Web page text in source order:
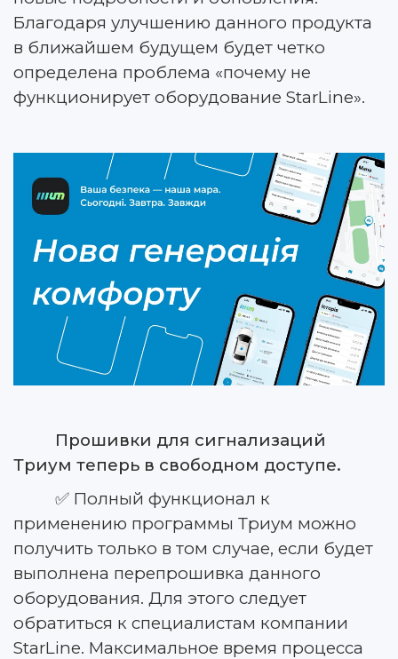
Благодаря улучшению данного продукта
в ближайшем будущем будет четко
определена проблема «почему не
функционирует оборудование StarLine».
Прошивки для сигнализаций
Триум теперь в свободном доступе.
✅ Полный функционал к
применению программы Триум можно
получить только в том случае, если будет
выполнена перепрошивка данного
оборудования. Для этого следует
обратиться к специалистам компании
StarLine. Максимальное время процесса